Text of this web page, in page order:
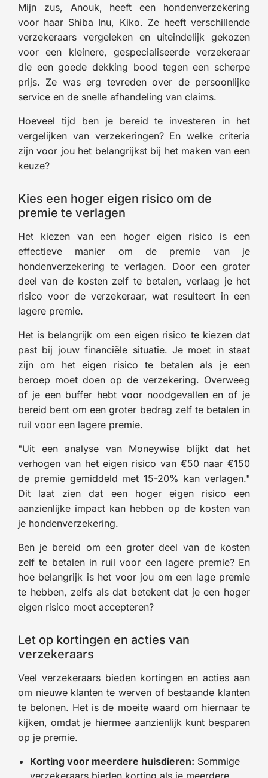
Mijn zus, Anouk, heeft een hondenverzekering
voor haar Shiba Inu, Kiko. Ze heeft verschillende
verzekeraars vergeleken en uiteindelijk gekozen
voor een kleinere, gespecialiseerde verzekeraar
die een goede dekking bood tegen een scherpe
prijs. Ze was erg tevreden over de persoonlijke
service en de snelle afhandeling van claims.
Hoeveel tijd ben je bereid te investeren in het
vergelijken van verzekeringen? En welke criteria
zijn voor jou het belangrijkst bij het maken van een
keuze?
Kies een hoger eigen risico om de
premie te verlagen
Het kiezen van een hoger eigen risico is een
effectieve manier om de premie van je
hondenverzekering te verlagen. Door een groter
deel van de kosten zelf te betalen, verlaag je het
risico voor de verzekeraar, wat resulteert in een
lagere premie.
Het is belangrijk om een eigen risico te kiezen dat
past bij jouw financiële situatie. Je moet in staat
zijn om het eigen risico te betalen als je een
beroep moet doen op de verzekering. Overweeg
of je een buffer hebt voor noodgevallen en of je
bereid bent om een groter bedrag zelf te betalen in
ruil voor een lagere premie.
"Uit een analyse van Moneywise blijkt dat het
verhogen van het eigen risico van €50 naar €150
de premie gemiddeld met 15-20% kan verlagen."
Dit laat zien dat een hoger eigen risico een
aanzienlijke impact kan hebben op de kosten van
je hondenverzekering.
Ben je bereid om een groter deel van de kosten
zelf te betalen in ruil voor een lagere premie? En
hoe belangrijk is het voor jou om een lage premie
te hebben, zelfs als dat betekent dat je een hoger
eigen risico moet accepteren?
Let op kortingen en acties van
verzekeraars
Veel verzekeraars bieden kortingen en acties aan
om nieuwe klanten te werven of bestaande klanten
te belonen. Het is de moeite waard om hiernaar te
kijken, omdat je hiermee aanzienlijk kunt besparen
op je premie.
Korting voor meerdere huisdieren: Sommige
verzekeraars bieden korting als je meerdere